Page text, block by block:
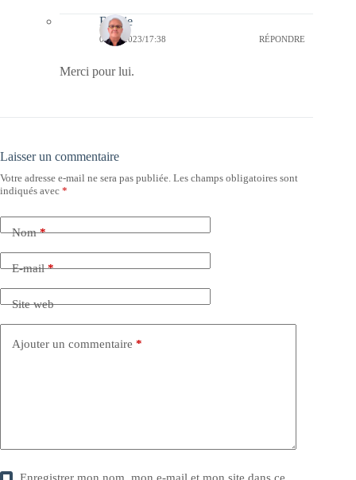
Bernie
01/11/2023/17:38 RÉPONDRE
Merci pour lui.
Laisser un commentaire
Votre adresse e-mail ne sera pas publiée. Les champs obligatoires sont
indiqués avec *
Nom*
E-mail*
Site web
Ajouter un commentaire *